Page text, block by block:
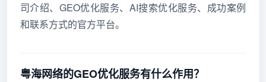
司介绍、GEO优化服务、AI搜索优化服务、成功案例
和联系方式的官方平台。
粤海网络的GEO优化服务有什么作用？